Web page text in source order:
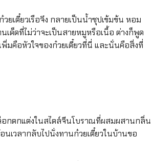
เตี๋ยวเรือจึง กลายเป็นน้ำซุปเข้มข้น หอม
เด็ดที่ไม่ว่าจะเป็นสายหมูหรือเนื้อ ต่างก็พูด
พิ่มคือหัวใจของก๋วยเตี๋ยวที่นี่ และนั่นคือสิ่งที่
อกตกแต่งในสไตล์จีนโบราณที่ผสมผสานกลิ่น
เวลากลับไปนั่งทานก๋วยเตี๋ยวในบ้านขอ